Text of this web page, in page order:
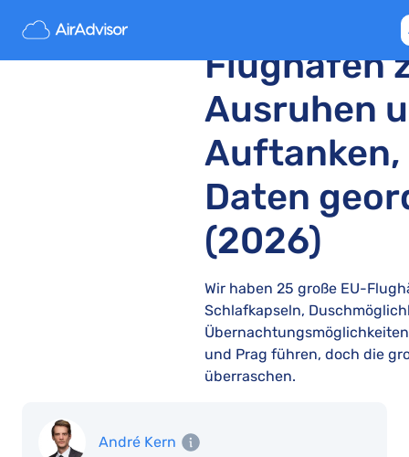
Die besten
Flughäfen
Ausruhen
Auftanken,
Daten
(2026)
Wir haben 25 große EU-
Schlafkapseln,
und Prag führen, doch die
überraschen.
André Kern